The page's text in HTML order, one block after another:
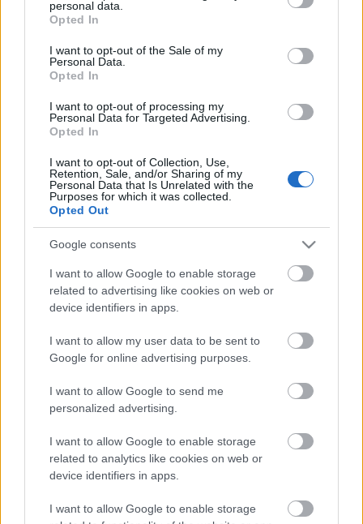
grant or deny consent to Google and its third-party tags to
use your data for below specified purposes in below Google
consent section.
personal data.
Opted In
I want to opt-out of the Sale of my
Personal Data.
Opted In
I want to opt-out of processing my
Personal Data for Targeted Advertising.
Opted In
I want to opt-out of Collection, Use,
Retention, Sale, and/or Sharing of my
Personal Data that Is Unrelated with the
Purposes for which it was collected.
Opted Out
Google consents
I want to allow Google to enable storage
related to advertising like cookies on web or
device identifiers in apps.
I want to allow my user data to be sent to
Google for online advertising purposes.
I want to allow Google to send me
personalized advertising.
I want to allow Google to enable storage
related to analytics like cookies on web or
device identifiers in apps.
I want to allow Google to enable storage
Kalapács alatt az utazó riporter
2010. 10. 11.|Kultúrpart
Egy, az 1930-as évekből származó, fekete tussal készített
eredeti Tintin-képregény került kalapács alá egy párizsi
aukción.
Legolvasottabb
Megdöbbentő fotók a néptelen fővárosról
Top 10: ezek a legjobb szerelmes filmek
A 10 legütősebb drogos film